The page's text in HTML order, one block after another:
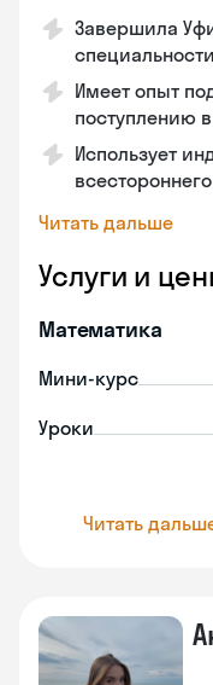
Завершила
Имеет опыт
поступлению
Использует
Читать дальше
Услуги и
Математика
Мини-курс
Уроки
Читать